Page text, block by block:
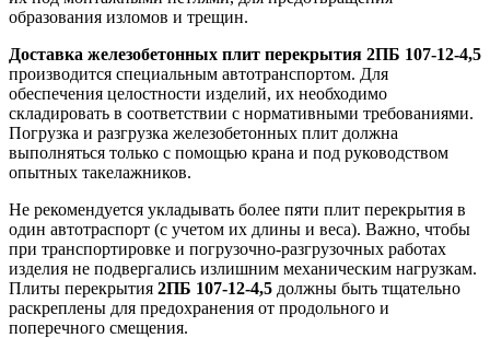
образования изломов и трещин.
Доставка железобетонных плит перекрытия 2ПБ 107-12-4,5
производится специальным автотранспортом. Для
обеспечения целостности изделий, их необходимо
складировать в соответствии с нормативными требованиями.
Погрузка и разгрузка железобетонных плит должна
выполняться только с помощью крана и под руководством
опытных такелажников.
Не рекомендуется укладывать более пяти плит перекрытия в
один автотраспорт (с учетом их длины и веса). Важно, чтобы
при транспортировке и погрузочно-разгрузочных работах
изделия не подвергались излишним механическим нагрузкам.
Плиты перекрытия 2ПБ 107-12-4,5 должны быть тщательно
раскреплены для предохранения от продольного и
поперечного смещения.